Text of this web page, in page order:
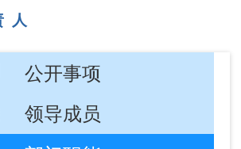
部门职能
内设机构